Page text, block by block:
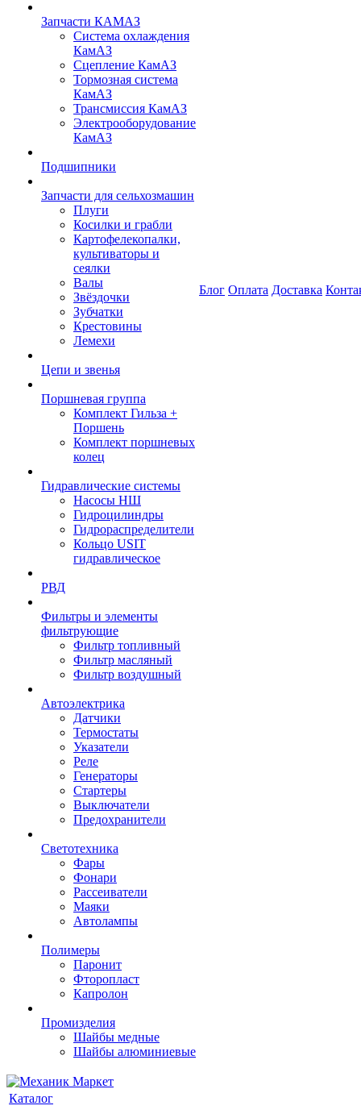
Запчасти КАМАЗ
Система охлаждения
КамАЗ
Сцепление КамАЗ
Тормозная система
КамАЗ
Трансмиссия КамАЗ
Электрооборудование
КамАЗ
Подшипники
Запчасти для сельхозмашин
Плуги
Косилки и грабли
Картофелекопалки,
культиваторы и
сеялки
Валы
Звёздочки
Зубчатки
Крестовины
Лемехи
Цепи и звенья
Поршневая группа
Комплект Гильза +
Поршень
Комплект поршневых
колец
Гидравлические системы
Насосы НШ
Гидроцилиндры
Гидрораспределители
Кольцо USIT
гидравлическое
РВД
Фильтры и элементы
фильтрующие
Фильтр топливный
Фильтр масляный
Фильтр воздушный
Автоэлектрика
Датчики
Термостаты
Указатели
Реле
Генераторы
Стартеры
Выключатели
Предохранители
Светотехника
Фары
Фонари
Рассеиватели
Маяки
Автолампы
Полимеры
Паронит
Фторопласт
Капролон
Промизделия
Шайбы медные
Шайбы алюминиевые
Блог Оплата Доставка
Каталог